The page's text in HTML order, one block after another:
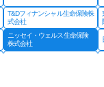
T&Dフィナンシャル生命保険株
式会社
ニッセイ・ウェルス生命保険
株式会社